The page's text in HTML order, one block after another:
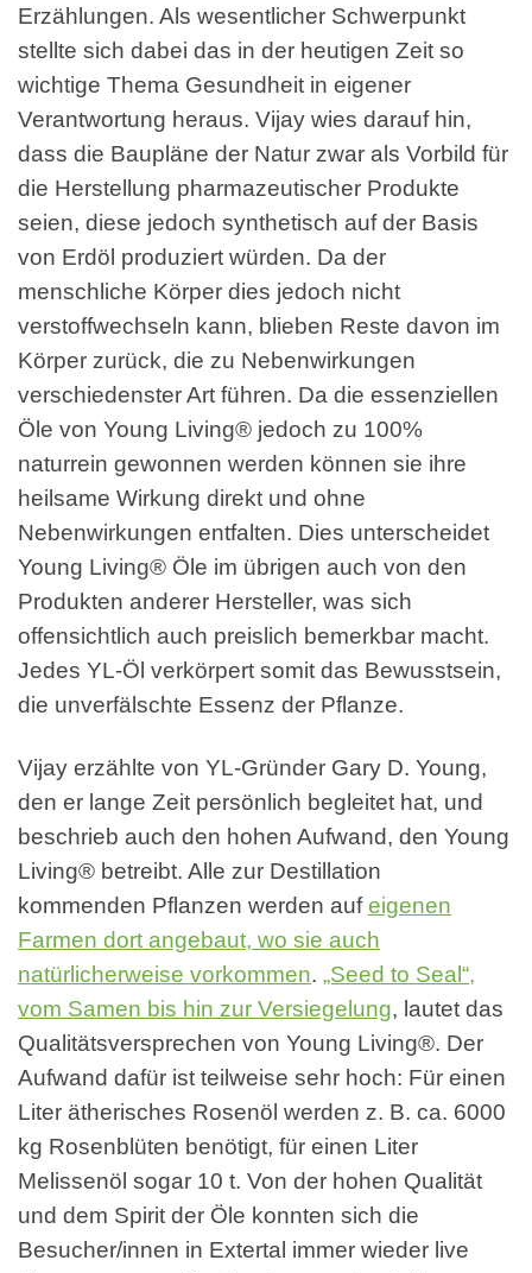
Erzählungen. Als wesentlicher Schwerpunkt
stellte sich dabei das in der heutigen Zeit so
wichtige Thema Gesundheit in eigener
Verantwortung heraus. Vijay wies darauf hin,
dass die Baupläne der Natur zwar als Vorbild für
die Herstellung pharmazeutischer Produkte
seien, diese jedoch synthetisch auf der Basis
von Erdöl produziert würden. Da der
menschliche Körper dies jedoch nicht
verstoffwechseln kann, blieben Reste davon im
Körper zurück, die zu Nebenwirkungen
verschiedenster Art führen. Da die essenziellen
Öle von Young Living® jedoch zu 100%
naturrein gewonnen werden können sie ihre
heilsame Wirkung direkt und ohne
Nebenwirkungen entfalten. Dies unterscheidet
Young Living® Öle im übrigen auch von den
Produkten anderer Hersteller, was sich
offensichtlich auch preislich bemerkbar macht.
Jedes YL-Öl verkörpert somit das Bewusstsein,
die unverfälschte Essenz der Pflanze.
Vijay erzählte von YL-Gründer Gary D. Young,
den er lange Zeit persönlich begleitet hat, und
beschrieb auch den hohen Aufwand, den Young
Living® betreibt. Alle zur Destillation
kommenden Pflanzen werden aufeigenen
Farmen dort angebaut, wo sie auch
natürlicherweise vorkommen. „Seed to Seal“,
vom Samen bis hin zur Versiegelung, lautet das
Qualitätsversprechen von Young Living®. Der
Aufwand dafür ist teilweise sehr hoch: Für einen
Liter ätherisches Rosenöl werden z. B. ca. 6000
kg Rosenblüten benötigt, für einen Liter
Melissenöl sogar 10 t. Von der hohen Qualität
und dem Spirit der Öle konnten sich die
Besucher/innen in Extertal immer wieder live